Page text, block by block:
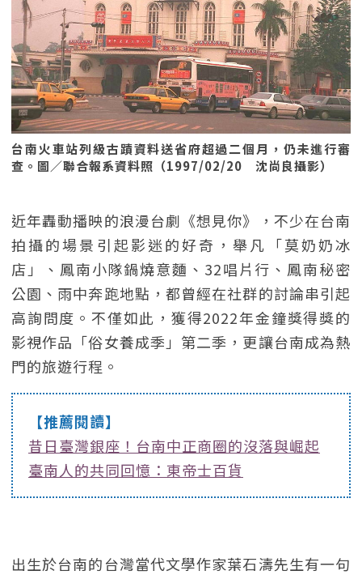
台南火車站列級古蹟資料送省府超過二個月，仍未進行審
查。圖／聯合報系資料照（1997/02/20 沈尚良攝影）
近年轟動播映的浪漫台劇《想見你》，不少在台南
拍攝的場景引起影迷的好奇，舉凡「莫奶奶冰
店」、鳳南小隊鍋燒意麵、32唱片行、鳳南秘密
公園、雨中奔跑地點，都曾經在社群的討論串引起
高詢問度。不僅如此，獲得2022年金鐘獎得獎的
影視作品「俗女養成季」第二季，更讓台南成為熱
門的旅遊行程。
【推薦閱讀】
昔日臺灣銀座！台南中正商圈的沒落與崛起
臺南人的共同回憶：東帝士百貨
出生於台南的台灣當代文學作家葉石濤先生有一句